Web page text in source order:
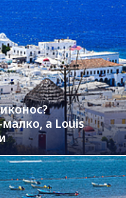
а Louis